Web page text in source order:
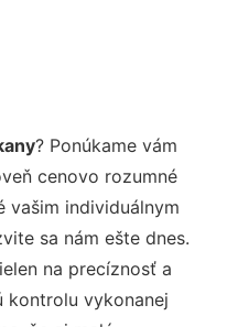
? Ponúkame vám
cenovo rozumné
vašim individuálnym
sa nám ešte dnes.
na precíznosť a
kontrolu vykonanej